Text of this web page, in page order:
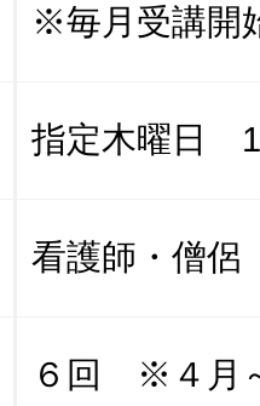
※毎月受講開
指定木曜日
看護師・
６回 ※４月